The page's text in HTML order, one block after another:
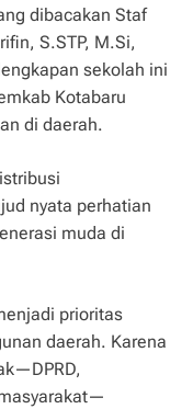
dibacakan Staf
S.STP, M.Si,
sekolah ini
Kotabaru
di daerah.
nyata perhatian
muda di
prioritas
daerah. Karena